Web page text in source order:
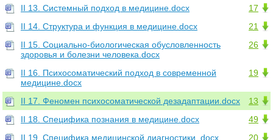
17
II 13. Системный подход в медицине.docx
21
II 14. Структура и функция в медицине.docx
26
II 15. Социально-биологическая обусловленность
здоровья и болезни человека.docx
19
II 16. Психосоматический подход в современной
медицине.docx
13
II 17. Феномен психосоматической дезадаптации.docx
49
II 18. Специфика познания в медицине.docx
20
II 19. Специфика медицинской диагностики..docx